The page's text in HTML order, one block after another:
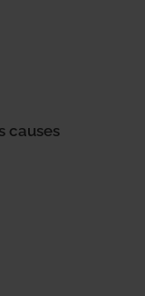
causes